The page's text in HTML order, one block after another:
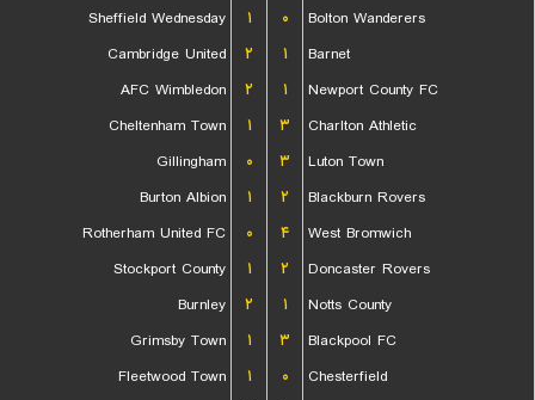
Sheffield Wednesday
۱ ۰
Bolton Wanderers
Cambridge United
۲ ۱
Barnet
AFC Wimbledon
۲ ۱
Newport County FC
Cheltenham Town
۱ ۳
Charlton Athletic
Gillingham
۰ ۳
Luton Town
Burton Albion
۱ ۲
Blackburn Rovers
Rotherham United FC
۰ ۴
West Bromwich
Stockport County
۱ ۲
Doncaster Rovers
Burnley
۲ ۱
Notts County
Grimsby Town
۱ ۳
Blackpool FC
Fleetwood Town
۱ ۰
Chesterfield